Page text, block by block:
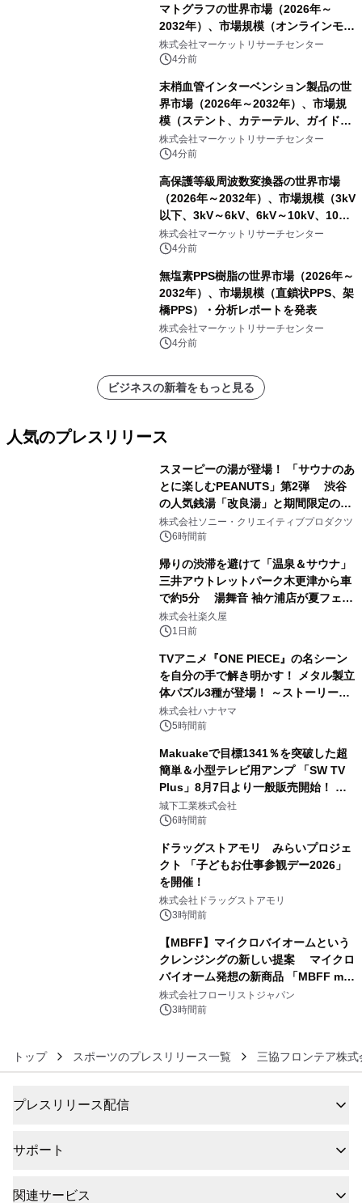
マトグラフの世界市場（2026年～
2032年）、市場規模（オンラインモニ
タリング型、ラボラトリー型）・分析
レポートを発表
株式会社マーケットリサーチセンター
4分前
末梢血管インターベンション製品の世
界市場（2026年～2032年）、市場規
模（ステント、カテーテル、ガイドワ
イヤー、シース、下大静脈フィルタ
ー、その他）・分析レポートを発表
株式会社マーケットリサーチセンター
4分前
高保護等級周波数変換器の世界市場
（2026年～2032年）、市場規模（3kV
以下、3kV～6kV、6kV～10kV、10kV
超）・分析レポートを発表
株式会社マーケットリサーチセンター
4分前
無塩素PPS樹脂の世界市場（2026年～
2032年）、市場規模（直鎖状PPS、架
橋PPS）・分析レポートを発表
株式会社マーケットリサーチセンター
4分前
ビジネスの新着をもっと見る
人気のプレスリリース
スヌーピーの湯が登場！ 「サウナのあ
とに楽しむPEANUTS」第2弾 渋谷
の人気銭湯「改良湯」と期間限定のコ
ラボレーション サウナイキタイコラ
ボグッズも発売決定！
株式会社ソニー・クリエイティブプロダクツ
6時間前
帰りの渋滞を避けて「温泉＆サウナ」
三井アウトレットパーク木更津から車
で約5分 湯舞音 袖ケ浦店が夏フェア
メニューを提供
株式会社楽久屋
1日前
TVアニメ『ONE PIECE』の名シーン
を自分の手で解き明かす！ メタル製立
体パズル3種が登場！ ～ストーリーと
ギミックが融合した 大人の体験型パズ
ルが8月7日(金)12時より先行予約受付
株式会社ハナヤマ
5時間前
Makuakeで目標1341％を突破した超
簡単＆小型テレビ用アンプ 「SW TV
Plus」8月7日より一般販売開始！ ケ
ーブル1本つなぐだけ、テレビの音が
ぐっと豊かに
城下工業株式会社
6時間前
ドラッグストアモリ みらいプロジェ
クト 「子どもお仕事参観デー2026」
を開催！
株式会社ドラッグストアモリ
3時間前
【MBFF】マイクロバイオームという
クレンジングの新しい提案 マイクロ
バイオーム発想の新商品 「MBFF mb
クレンジングPRO」を2026年8月6日
発売
株式会社フローリストジャパン
3時間前
トップ スポーツのプレスリリース一覧 三協フロンテア株式
プレスリリース配信
サポート
関連サービス